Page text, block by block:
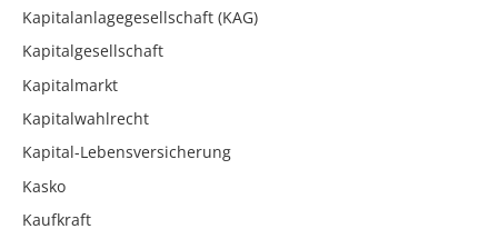
Kapitalanlagegesellschaft (KAG)
Kapitalgesellschaft
Kapitalmarkt
Kapitalwahlrecht
Kapital-Lebensversicherung
Kasko
Kaufkraft